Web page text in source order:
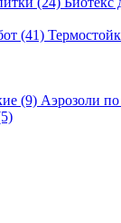
(41)
(9) Аэрозоли